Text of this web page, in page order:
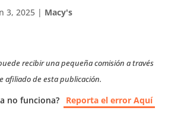
3, 2025| Macy's
recibir una pequeña comisión a través
afiliado de esta publicación.
no funciona? Reporta el error Aquí